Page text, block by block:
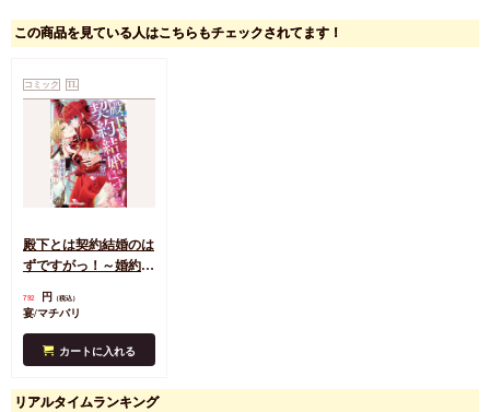
この商品を見ている人はこちらもチェックされてます！
コミック TL
殿下とは契約結婚のは
ずですがっ！～婚約破
792 円 （税込）
宴/マチバリ
カートに入れる
リアルタイムランキング